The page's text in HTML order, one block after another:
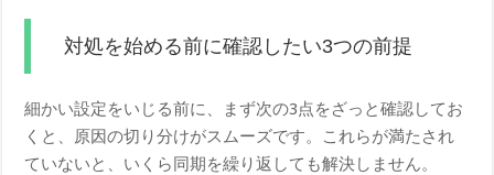
対処を始める前に確認したい3つの前提
細かい設定をいじる前に、まず次の3点をざっと確認してお
くと、原因の切り分けがスムーズです。これらが満たされ
ていないと、いくら同期を繰り返しても解決しません。